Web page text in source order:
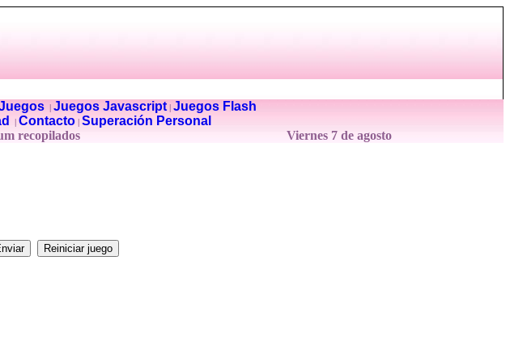
| Juegos Javascript| Juegos Flash
Contacto Superación Personal
recopilados Viernes 7 de agosto